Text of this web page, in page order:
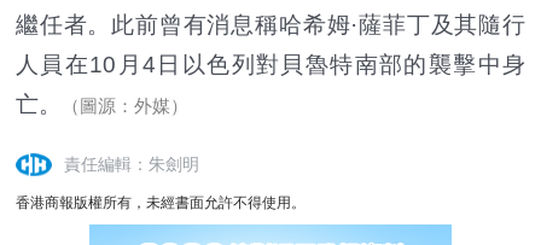
繼任者。此前曾有消息稱哈希姆·薩菲丁及其隨行
人員在10月4日以色列對貝魯特南部的襲擊中身
亡。
（圖源：外媒）
責任編輯：朱劍明
香港商報版權所有，未經書面允許不得使用。